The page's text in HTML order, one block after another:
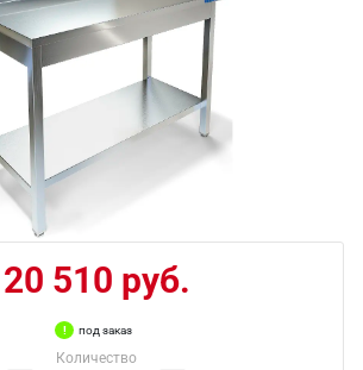
20 510 руб.
под заказ
Количество